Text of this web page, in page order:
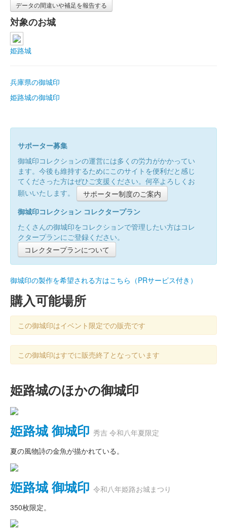
データの間違いや補足を報告する
対象のお城
姫路城
兵庫県の御城印
姫路城の御城印
サポーター募集
御城印コレクションの運営には多くの労力がかかってい
ます。今後も維持するためにこのサイトを便利だと感じ
てくださった方はぜひご支援ください。何卒よろしくお
願いいたします。
サポーター制度のご案内
御城印コレクション コレクタープラン
たくさんの御城印をコレクションで管理したい方はコレ
クタープランにご登録ください。
コレクタープランについて
御城印の製作を希望される方はこちら（PRサービス付き）
購入可能場所
この御城印はイベント限定での販売です
この御城印はすでに販売終了となっています
姫路城のほかの御城印
姫路城 御城印 秀吉 令和八年夏限定
夏の風物詩の金魚が描かれている。
姫路城 御城印 令和八年姫路お城まつり
350枚限定。